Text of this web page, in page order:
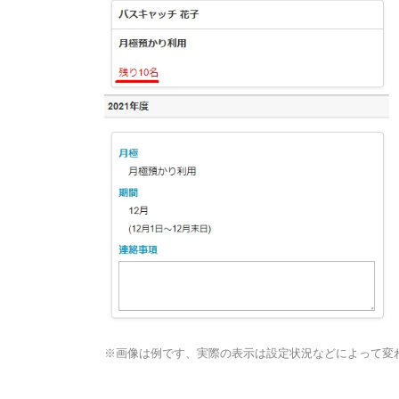
※画像は例です、実際の表示は設定状況などによって変